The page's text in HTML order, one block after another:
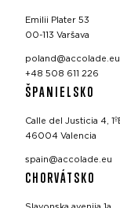
Emilii Plater 53
00-113 Varšava
poland@accolade.eu
+48 508 611 226
ŠPANIELSKO
Calle del Justicia 4,
46004 Valencia
spain@accolade.eu
CHORVÁTSKO